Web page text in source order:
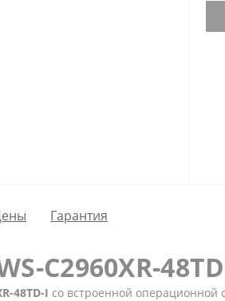
Гарантия
C2960XR-
48TD-I со встроенной операционной